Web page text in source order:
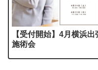
【受付開始】4月横浜出
施術会